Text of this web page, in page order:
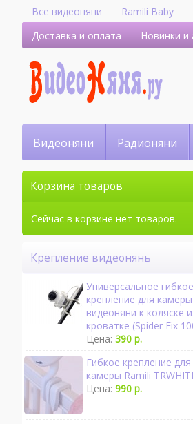
Все видеоняни Ramili Baby
Доставка и оплата
Новинки и
Видеоняни Радионяни
Корзина товаров
Сейчас в корзине нет товаров.
Крепление видеонянь
Универсальное гибкое
крепление для камеры
видеоняни к коляске
кроватке (Spider Fix
Цена: 390 р.
Гибкое крепление для
камеры Ramili
Цена: 990 р.